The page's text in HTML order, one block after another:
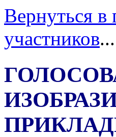
Вернуться в
участников